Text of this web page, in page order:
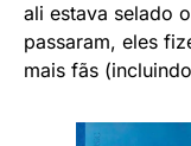
ali estava selado
passaram, eles
mais fãs